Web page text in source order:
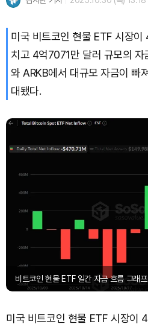
미국 비트코인 현물 ETF 시장
치고 4억7071만 달러 규모의
와 ARKB에서 대규모 자금이 빠
대됐다.
비트코인 현물 ETF 일간 자금 흐름 그래
미국 비트코인 현물 ETF 시장이